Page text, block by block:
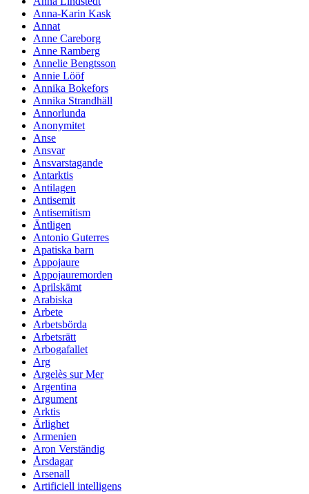
Anna-Karin Kask
Annat
Anne Careborg
Anne Ramberg
Annelie Bengtsson
Annie Lööf
Annika Bokefors
Annika Strandhäll
Annorlunda
Anonymitet
Anse
Ansvar
Ansvarstagande
Antarktis
Antilagen
Antisemit
Antisemitism
Äntligen
Antonio Guterres
Apatiska barn
Appojaure
Appojauremorden
Aprilskämt
Arabiska
Arbete
Arbetsbörda
Arbetsrätt
Arbogafallet
Arg
Argelès sur Mer
Argentina
Argument
Arktis
Ärlighet
Armenien
Aron Verständig
Årsdagar
Arsenall
Artificiell intelligens